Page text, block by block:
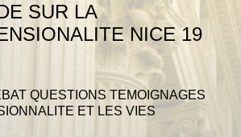
SUR LA
NICE 19
QUESTIONS TEMOIGNAGES
ET LES VIES